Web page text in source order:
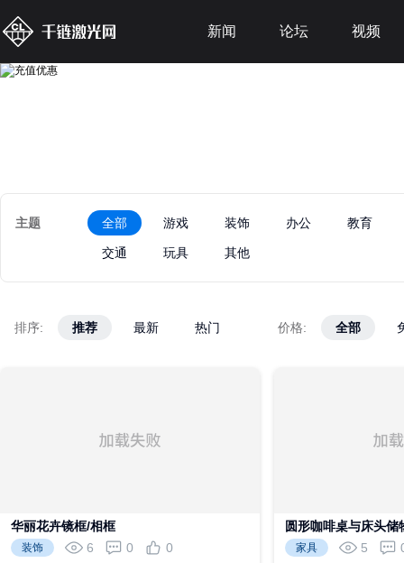
新闻 论坛 视频
主题 全部 游戏 装饰 办公 教育
交通 玩具 其他
排序: 推荐
推荐 最新
最新 热门
热门 价格: 全部
全部
华丽花卉镜框/相框
装饰 6 0
0
圆形咖啡桌与床头储
家具 5